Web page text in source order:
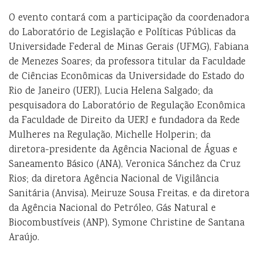
O evento contará com a participação da coordenadora
do Laboratório de Legislação e Políticas Públicas da
Universidade Federal de Minas Gerais (UFMG), Fabiana
de Menezes Soares; da professora titular da Faculdade
de Ciências Econômicas da Universidade do Estado do
Rio de Janeiro (UERJ), Lucia Helena Salgado; da
pesquisadora do Laboratório de Regulação Econômica
da Faculdade de Direito da UERJ e fundadora da Rede
Mulheres na Regulação, Michelle Holperin; da
diretora-presidente da Agência Nacional de Águas e
Saneamento Básico (ANA), Veronica Sánchez da Cruz
Rios; da diretora Agência Nacional de Vigilância
Sanitária (Anvisa), Meiruze Sousa Freitas, e da diretora
da Agência Nacional do Petróleo, Gás Natural e
Biocombustíveis (ANP), Symone Christine de Santana
Araújo.